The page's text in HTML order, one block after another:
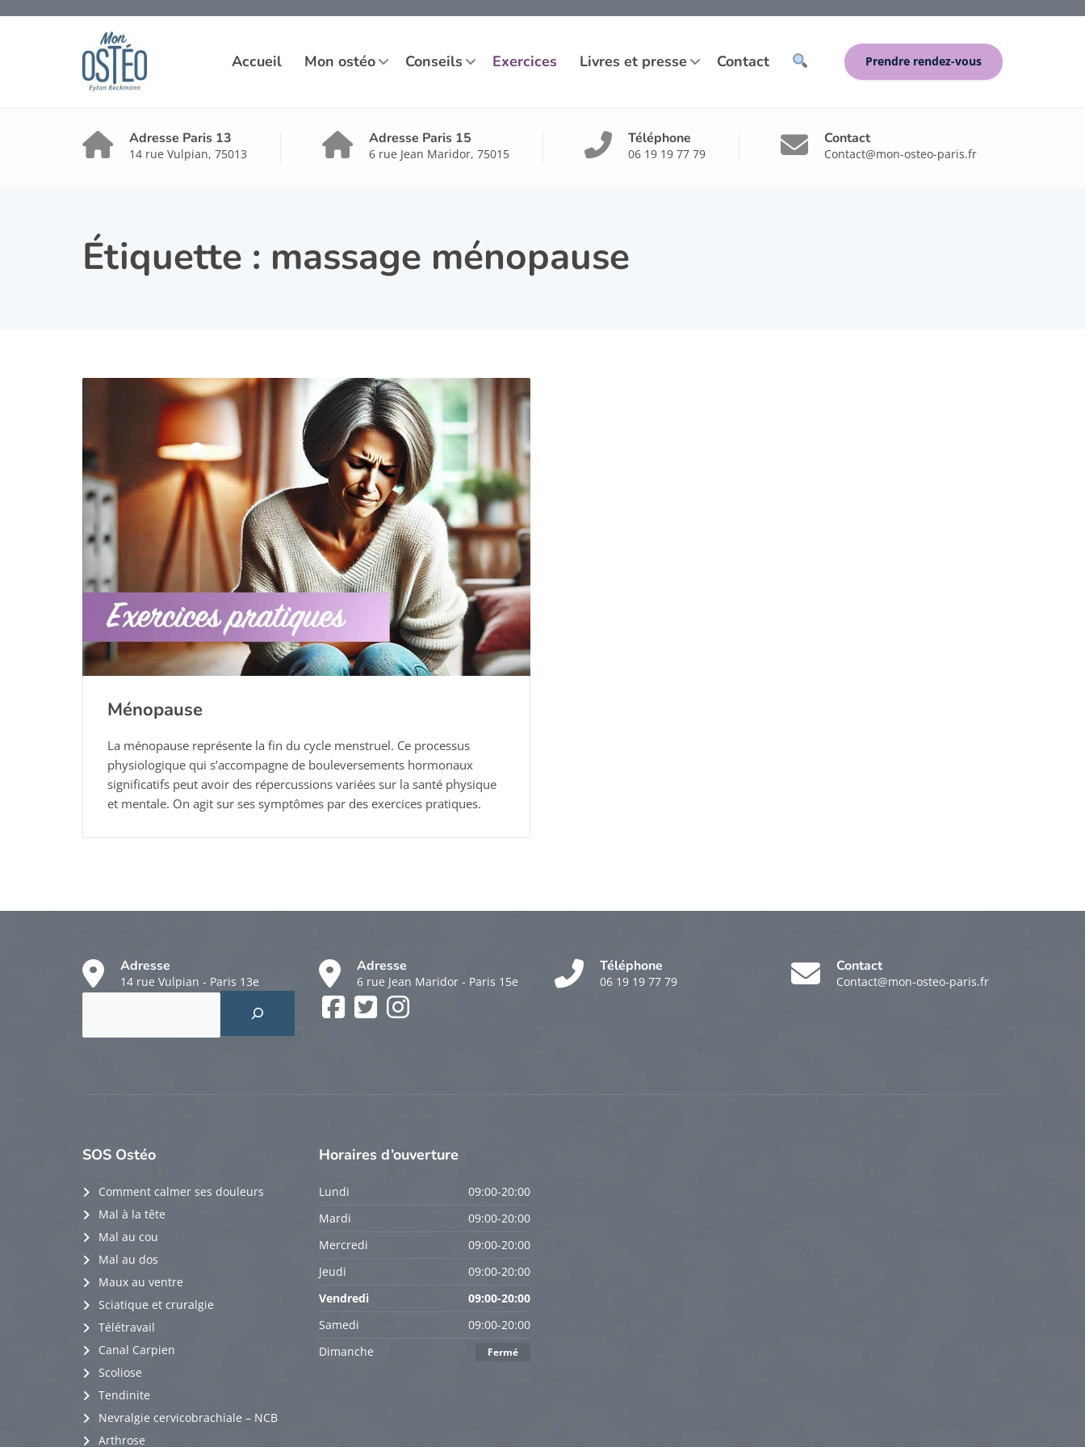
Accueil Mon ostéo Conseils Exercices Livres et presse Contact Prendre rendez-vous
Adresse Paris 13
14 rue Vulpian, 75013
Adresse Paris 15
6 rue Jean Maridor, 75015
Téléphone
06 19 19 77 79
Contact
Contact@mon-osteo-paris.fr
Étiquette : massage ménopause
Ménopause
La ménopause représente la fin du cycle menstruel. Ce processus
physiologique qui s’accompagne de bouleversements hormonaux
significatifs peut avoir des répercussions variées sur la santé physique
et mentale. On agit sur ses symptômes par des exercices pratiques.
Adresse
14 rue Vulpian - Paris 13e
Adresse
6 rue Jean Maridor - Paris 15e
Téléphone
06 19 19 77 79
Contact
Contact@mon-osteo-paris.fr
Facebook
SOS Ostéo
Comment calmer ses douleurs
Mal à la tête
Mal au cou
Mal au dos
Maux au ventre
Sciatique et cruralgie
Télétravail
Canal Carpien
Scoliose
Tendinite
Nevralgie cervicobrachiale – NCB
Arthrose
Horaires d’ouverture
Lundi
09:00-20:00
Mardi
09:00-20:00
Mercredi
09:00-20:00
Jeudi
09:00-20:00
Vendredi
09:00-20:00
Samedi
09:00-20:00
Dimanche
Fermé